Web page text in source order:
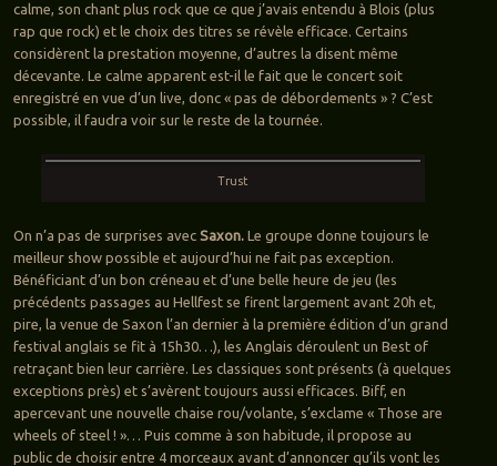
calme, son chant plus rock que ce que j’avais entendu à Blois (plus
rap que rock) et le choix des titres se révèle efficace. Certains
considèrent la prestation moyenne, d’autres la disent même
décevante. Le calme apparent est-il le fait que le concert soit
enregistré en vue d’un live, donc « pas de débordements » ? C’est
possible, il faudra voir sur le reste de la tournée.
Trust
On n’a pas de surprises avec Saxon.Le groupe donne toujours le
meilleur show possible et aujourd’hui ne fait pas exception.
Bénéficiant d’un bon créneau et d’une belle heure de jeu (les
précédents passages au Hellfest se firent largement avant 20h et,
pire, la venue de Saxon l’an dernier à la première édition d’un grand
festival anglais se fit à 15h30…), les Anglais déroulent un Best of
retraçant bien leur carrière. Les classiques sont présents (à quelques
exceptions près) et s’avèrent toujours aussi efficaces. Biff, en
apercevant une nouvelle chaise rou/volante, s’exclame « Those are
wheels of steel ! »… Puis comme à son habitude, il propose au
public de choisir entre 4 morceaux avant d’annoncer qu’ils vont les